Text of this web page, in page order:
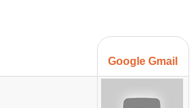
Google Gmail